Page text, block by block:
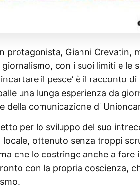
protagonista, Gianni Crevatin,
con i suoi limiti e le
incartare il pesce’ è il racconto
una lunga esperienza da
della comunicazione di
per lo sviluppo del suo
locale, ottenuto senza troppi
che lo costringe anche a fare
con la propria coscienza,